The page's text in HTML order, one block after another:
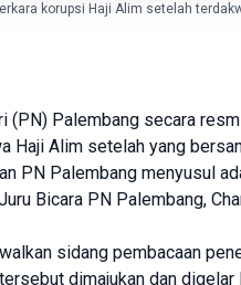
korupsi Haji Alim setelah
(PN) Palembang secara
Haji Alim setelah yang
PN Palembang menyusul
Bicara PN Palembang,
sidang pembacaan
dimajukan dan